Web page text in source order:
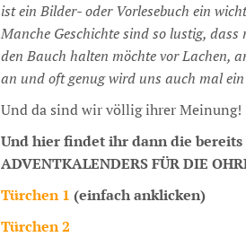
ist ein Bilder- oder Vorlesebuch ein
Manche Geschichte sind so lustig,
den Bauch halten möchte vor Lachen,
an und oft genug wird uns auch mal ein
Und da sind wir völlig ihrer Meinung!
Und hier findet ihr dann die
ADVENTKALENDERS FÜR DIE
Türchen 1 (einfach anklicken)
Türchen 2